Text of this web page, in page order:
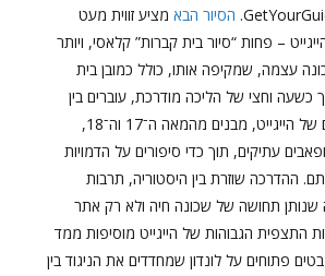
הסיור הבאמציע זווית מעט
– פחות “סיור בית קברות” קלאסי, ויותר
עצמה, שמקיפה אותו, כולל כמובן בית
וחצי של הליכה מודרכת, עוברים בין
הרחובות ההיסטוריים של הייגייט, מבנים מהמאה ה־17 וה־18,
עתיקים, תוך כדי סיפורים על הדמויות
ההדרכה שוזרת בין היסטוריה, תרבות
שנותן תחושה של שכונה חיה ולא רק אתר
התצפית הגבוהות של הייגייט מוסיפות ממד
פתוחים על לונדון שמחדדים את הניגוד בין